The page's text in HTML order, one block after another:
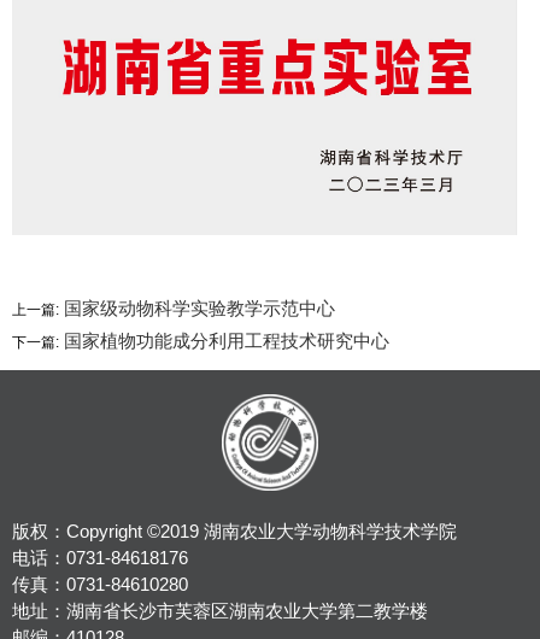
上一篇: 国家级动物科学实验教学示范中心
下一篇: 国家植物功能成分利用工程技术研究中心
版权：Copyright ©2019 湖南农业大学动物科学技术学院
电话：0731-84618176
传真：0731-84610280
地址：湖南省长沙市芙蓉区湖南农业大学第二教学楼